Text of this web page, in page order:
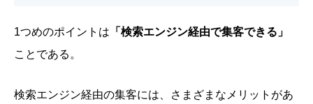
1つめのポイントは 「検索エンジン経由で集客できる」
ことである。
検索エンジン経由の集客には、さまざまなメリットがあ